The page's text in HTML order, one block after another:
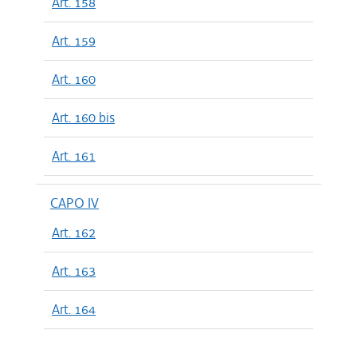
Art. 159
Art. 160
Art. 160 bis
Art. 161
CAPO IV
Art. 162
Art. 163
Art. 164